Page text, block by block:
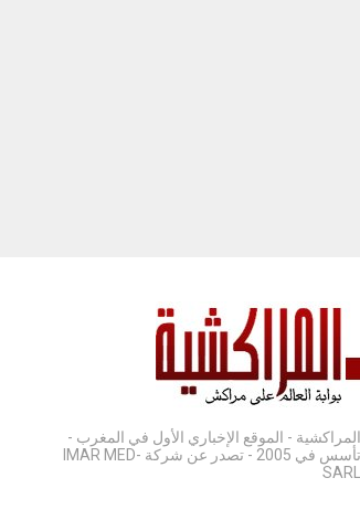
المراكشية - الموقع الإخباري الأول في المغرب -
تأسس في 2005 - تصدر عن شركة IMAR MED-
SARL